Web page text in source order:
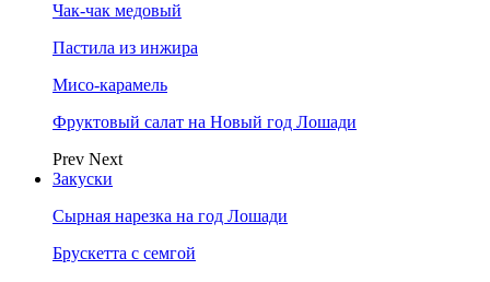
Чак-чак медовый
Пастила из инжира
Мисо-карамель
Фруктовый салат на Новый год Лошади
Prev Next
Закуски
Сырная нарезка на год Лошади
Брускетта с семгой